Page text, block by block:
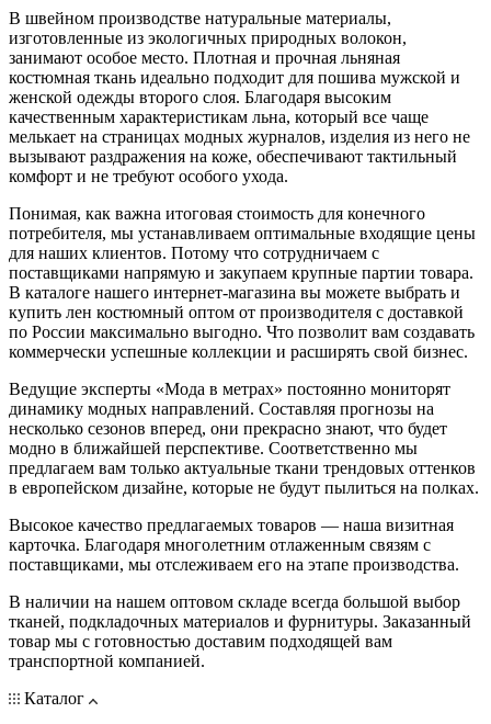
В швейном производстве натуральные материалы,
изготовленные из экологичных природных волокон,
занимают особое место. Плотная и прочная льняная
костюмная ткань идеально подходит для пошива мужской и
женской одежды второго слоя. Благодаря высоким
качественным характеристикам льна, который все чаще
мелькает на страницах модных журналов, изделия из него не
вызывают раздражения на коже, обеспечивают тактильный
комфорт и не требуют особого ухода.
Понимая, как важна итоговая стоимость для конечного
потребителя, мы устанавливаем оптимальные входящие цены
для наших клиентов. Потому что сотрудничаем с
поставщиками напрямую и закупаем крупные партии товара.
В каталоге нашего интернет-магазина вы можете выбрать и
купить лен костюмный оптом от производителя с доставкой
по России максимально выгодно. Что позволит вам создавать
коммерчески успешные коллекции и расширять свой бизнес.
Ведущие эксперты «Мода в метрах» постоянно мониторят
динамику модных направлений. Составляя прогнозы на
несколько сезонов вперед, они прекрасно знают, что будет
модно в ближайшей перспективе. Соответственно мы
предлагаем вам только актуальные ткани трендовых оттенков
в европейском дизайне, которые не будут пылиться на полках.
Высокое качество предлагаемых товаров — наша визитная
карточка. Благодаря многолетним отлаженным связям с
поставщиками, мы отслеживаем его на этапе производства.
В наличии на нашем оптовом складе всегда большой выбор
тканей, подкладочных материалов и фурнитуры. Заказанный
товар мы с готовностью доставим подходящей вам
транспортной компанией.
Каталог